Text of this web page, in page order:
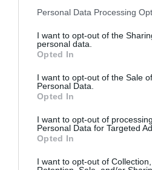
Please note that this website/app
not limited to your visit or usage
grant or deny consent to Google
use your data for below specified
consent section.
Personal Data Processing
I want to opt-out of the
personal data.
Opted In
I want to opt-out of the Sale
Personal Data.
Opted In
I want to opt-out of
Personal Data for Targeted
Opted In
I want to opt-out of Collection,
χώρο της άμυνας
31.07.2026
Η πιο ταξιδιάρικη
βαλίτσα του φετινού
καλοκαιριού έχει την
υπογραφή της Xiaomi
31.07.2026